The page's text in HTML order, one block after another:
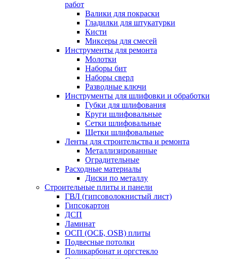
работ
Валики для покраски
Гладилки для штукатурки
Кисти
Миксеры для смесей
Инструменты для ремонта
Молотки
Наборы бит
Наборы сверл
Разводные ключи
Инструменты для шлифовки и обработки
Губки для шлифования
Круги шлифовальные
Сетки шлифовальные
Щетки шлифовальные
Ленты для строительства и ремонта
Металлизированные
Оградительные
Расходные материалы
Диски по металлу
Строительные плиты и панели
ГВЛ (гипсоволокнистый лист)
Гипсокартон
ДСП
Ламинат
ОСП (ОСБ, OSB) плиты
Подвесные потолки
Поликарбонат и оргстекло